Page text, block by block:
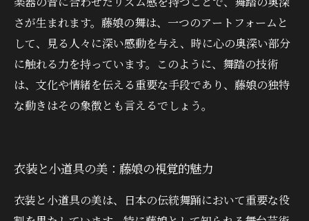
さが生まれます。藤娘の舞は、一つのアートフォームと
して、見る人々に深い感動を与え、時に心の奥深い部分
に触れる力を持っています。このように、舞踏の技術
は、文化や情緒を伝える重要な手段であり、藤娘の独特
な動きはその象徴とも言えるでしょう。
衣装と小道具の美：藤娘の視覚的魅力
衣装と小道具の美は、日本の伝統舞踊において重要な役